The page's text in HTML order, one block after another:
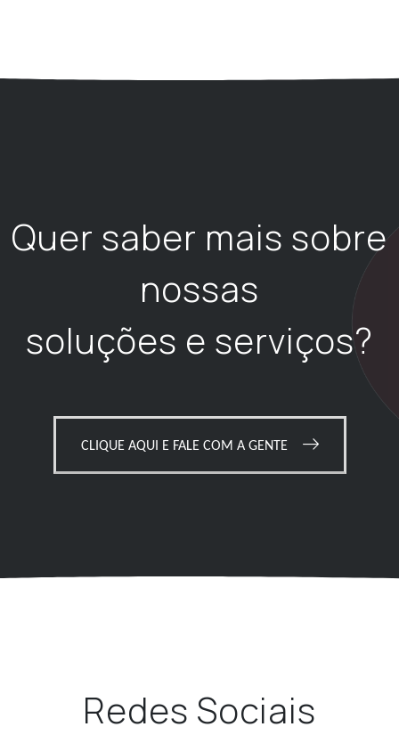
Quer saber mais sobre
nossas
soluções e serviços?
CLIQUE AQUI E FALE COM A GENTE
Redes Sociais